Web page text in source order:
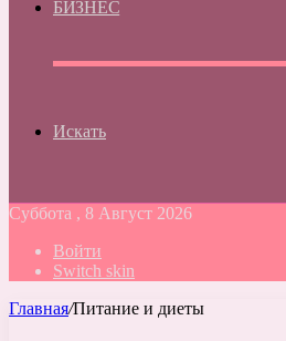
БИЗНЕС
Искать
Суббота , 8 Август 2026
Войти
Switch skin
Главная/Питание и диеты